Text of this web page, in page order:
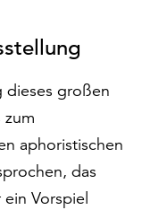
dieses großen
zum
aphoristischen
das
Vorspiel